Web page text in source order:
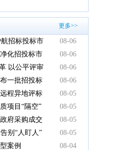
更多>>
招标投标市
08-06
化招投标市
08-06
以公平评审
08-06
一批招投标
08-06
程异地评标
08-05
项目“隔空”
08-05
府采购成交
08-05
别“人盯人”
08-05
案例
08-04